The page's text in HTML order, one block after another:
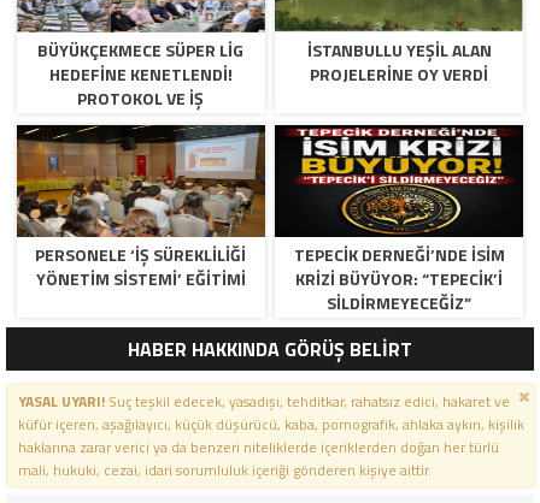
BÜYÜKÇEKMECE SÜPER LİG
HEDEFİNE KENETLENDİ!
PROTOKOL VE İŞ
DÜNYASINDAN BASKETBOL
TAKIMINA TAM DESTEK…
İSTANBULLU YEŞİL ALAN
PROJELERİNE OY VERDİ
PERSONELE ‘İŞ SÜREKLİLİĞİ
YÖNETİM SİSTEMİ’ EĞİTİMİ
TEPECİK DERNEĞİ’NDE İSİM
KRİZİ BÜYÜYOR: “TEPECİK’İ
SİLDİRMEYECEĞİZ”
HABER HAKKINDA GÖRÜŞ BELİRT
YASAL UYARI!Suç teşkil edecek, yasadışı, tehditkar, rahatsız edici, hakaret ve
küfür içeren, aşağılayıcı, küçük düşürücü, kaba, pornografik, ahlaka aykırı, kişilik
haklarına zarar verici ya da benzeri niteliklerde içeriklerden doğan her türlü
mali, hukuki, cezai, idari sorumluluk içeriği gönderen kişiye aittir.